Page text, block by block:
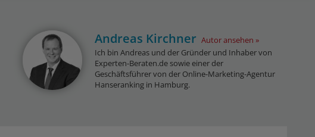
Andreas Kirchner Autor ansehen
Ich bin Andreas und der Gründer und Inhaber von
Experten-Beraten.de sowie einer der
Geschäftsführer von der Online-Marketing-Agentur
Hanseranking in Hamburg.